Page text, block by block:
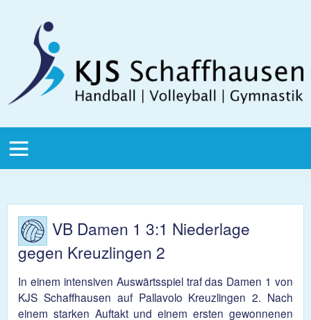
Schaffhausen
Menu
VB Damen 1 3:1 Niederlage
gegen Kreuzlingen 2
In einem intensiven Auswärtsspiel traf das Damen 1 von
KJS Schaffhausen auf Pallavolo Kreuzlingen 2. Nach
einem starken Auftakt und einem ersten gewonnenen